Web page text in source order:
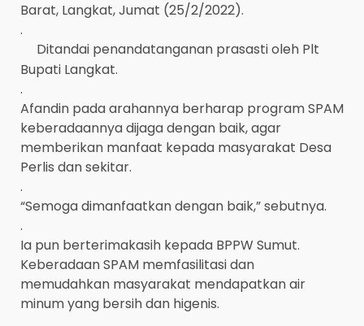
Barat, Langkat, Jumat (25/2/2022).
.
Ditandai penandatanganan prasasti oleh Plt
Bupati Langkat.
.
Afandin pada arahannya berharap program SPAM
keberadaannya dijaga dengan baik, agar
memberikan manfaat kepada masyarakat Desa
Perlis dan sekitar.
.
“Semoga dimanfaatkan dengan baik,” sebutnya.
.
Ia pun berterimakasih kepada BPPW Sumut.
Keberadaan SPAM memfasilitasi dan
memudahkan masyarakat mendapatkan air
minum yang bersih dan higenis.